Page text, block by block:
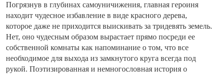
Погрязнув в глубинах самоуничижения, главная героиня
находит чудесное избавление в виде красного дерева,
которое даже не приходится выискивать за тридевять земель.
Нет, оно чудесным образом вырастает прямо посреди ее
собственной комнаты как напоминание о том, что все
необходимое для выхода из замкнутого круга всегда под
рукой. Поэтизированная и немногословная история о